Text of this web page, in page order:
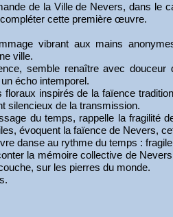
de la Ville de Nevers, dans le
cette première œuvre.
vibrant aux mains
ville.
semble renaître avec
écho intemporel.
floraux inspirés de la faïence
silencieux de la transmission.
du temps, rappelle la
évoquent la faïence de Nevers,
danse au rythme du temps :
la mémoire collective de
sur les pierres du monde.